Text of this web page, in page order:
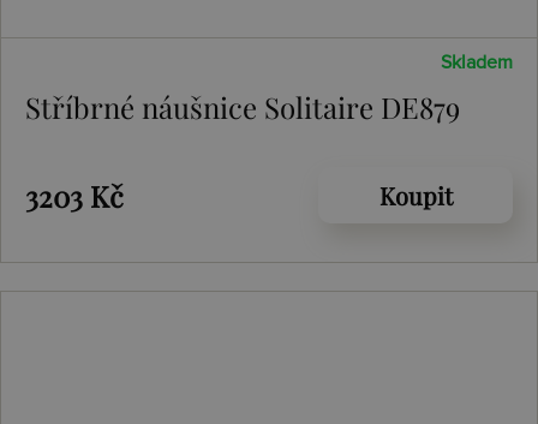
Skladem
Stříbrné náušnice Solitaire DE879
3203 Kč Koupit